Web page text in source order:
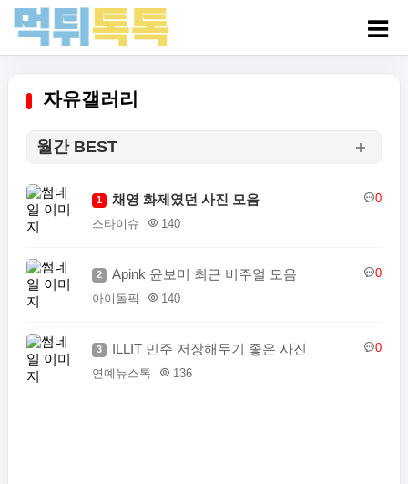
자유갤러리
월간 BEST
1 채영 화제였던 사진 모음
0
스타이슈
140
2 Apink 윤보미 최근 비주얼 모음
0
아이돌픽
140
3 ILLIT 민주 저장해두기 좋은 사진
0
연예뉴스톡
136